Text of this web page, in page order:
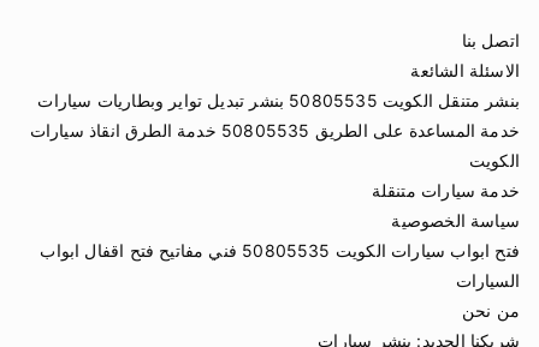
اتصل بنا
الاسئلة الشائعة
بنشر متنقل الكويت 50805535 بنشر تبديل تواير وبطاريات سيارات
خدمة المساعدة على الطريق 50805535 خدمة الطرق انقاذ سيارات
الكويت
خدمة سيارات متنقلة
سياسة الخصوصية
فتح ابواب سيارات الكويت 50805535 فني مفاتيح فتح اقفال ابواب
السيارات
من نحن
شريكنا الجديد: بنشر سيارات